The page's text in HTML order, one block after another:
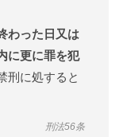
わった日又は
に更に罪を犯
刑に処すると
刑法56条